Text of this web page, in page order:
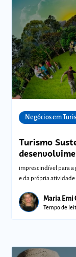
Negócios em
Turismo
ambiental
imprescindível para a
e da própria
Maria Erni
Tempo de